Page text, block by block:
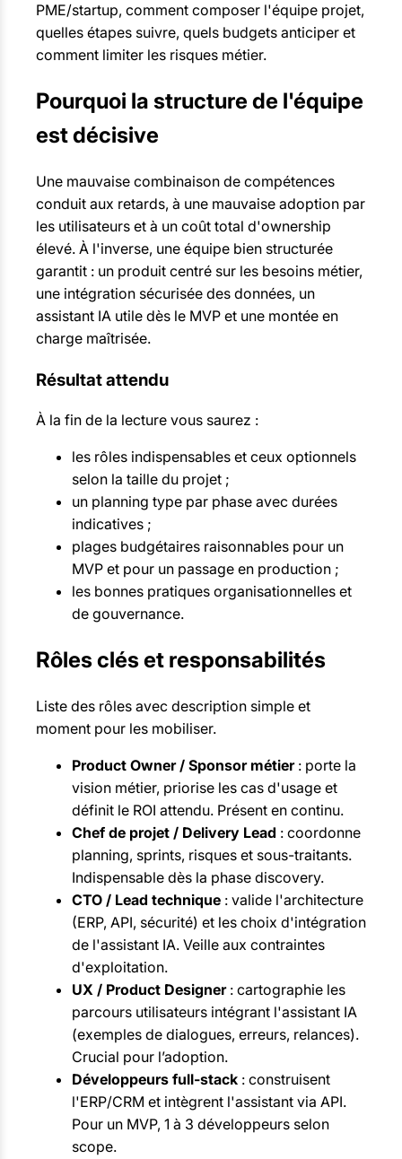
PME/startup, comment composer l'équipe projet,
quelles étapes suivre, quels budgets anticiper et
comment limiter les risques métier.
Pourquoi la structure de l'équipe
est décisive
Une mauvaise combinaison de compétences
conduit aux retards, à une mauvaise adoption par
les utilisateurs et à un coût total d'ownership
élevé. À l'inverse, une équipe bien structurée
garantit : un produit centré sur les besoins métier,
une intégration sécurisée des données, un
assistant IA utile dès le MVP et une montée en
charge maîtrisée.
Résultat attendu
À la fin de la lecture vous saurez :
les rôles indispensables et ceux optionnels
selon la taille du projet ;
un planning type par phase avec durées
indicatives ;
plages budgétaires raisonnables pour un
MVP et pour un passage en production ;
les bonnes pratiques organisationnelles et
de gouvernance.
Rôles clés et responsabilités
Liste des rôles avec description simple et
moment pour les mobiliser.
Product Owner / Sponsor métier: porte la
vision métier, priorise les cas d'usage et
définit le ROI attendu. Présent en continu.
Chef de projet / Delivery Lead : coordonne
planning, sprints, risques et sous-traitants.
Indispensable dès la phase discovery.
CTO / Lead technique : valide l'architecture
(ERP, API, sécurité) et les choix d'intégration
de l'assistant IA. Veille aux contraintes
d'exploitation.
UX / Product Designer: cartographie les
parcours utilisateurs intégrant l'assistant IA
(exemples de dialogues, erreurs, relances).
Crucial pour l’adoption.
Développeurs full-stack : construisent
l'ERP/CRM et intègrent l'assistant via API.
Pour un MVP, 1 à 3 développeurs selon
scope.